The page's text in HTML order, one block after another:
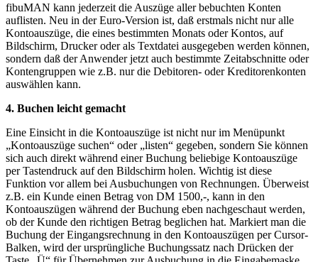
fibuMAN kann jederzeit die Auszüge aller bebuchten Konten
auflisten. Neu in der Euro-Version ist, daß erstmals nicht nur alle
Kontoauszüge, die eines bestimmten Monats oder Kontos, auf
Bildschirm, Drucker oder als Textdatei ausgegeben werden können,
sondern daß der Anwender jetzt auch bestimmte Zeitabschnitte oder
Kontengruppen wie z.B. nur die Debitoren- oder Kreditorenkonten
auswählen kann.
4. Buchen leicht gemacht
Eine Einsicht in die Kontoauszüge ist nicht nur im Menüpunkt
„Kontoauszüge suchen“ oder „listen“ gegeben, sondern Sie können
sich auch direkt während einer Buchung beliebige Kontoauszüge
per Tastendruck auf den Bildschirm holen. Wichtig ist diese
Funktion vor allem bei Ausbuchungen von Rechnungen. Überweist
z.B. ein Kunde einen Betrag von DM 1500,-, kann in den
Kontoauszügen während der Buchung eben nachgeschaut werden,
ob der Kunde den richtigen Betrag beglichen hat. Markiert man die
Buchung der Eingangsrechnung in den Kontoauszügen per Cursor-
Balken, wird der ursprüngliche Buchungssatz nach Drücken der